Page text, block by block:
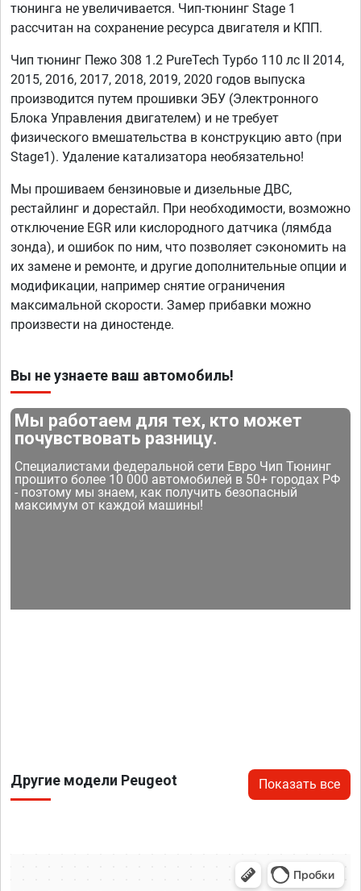
тюнинга не увеличивается. Чип-тюнинг Stage 1
рассчитан на сохранение ресурса двигателя и КПП.
Чип тюнинг Пежо 308 1.2 PureTech Турбо 110 лс II 2014,
2015, 2016, 2017, 2018, 2019, 2020 годов выпуска
производится путем прошивки ЭБУ (Электронного
Блока Управления двигателем) и не требует
физического вмешательства в конструкцию авто (при
Stage1). Удаление катализатора необязательно!
Мы прошиваем бензиновые и дизельные ДВС,
рестайлинг и дорестайл. При необходимости, возможно
отключение EGR или кислородного датчика (лямбда
зонда), и ошибок по ним, что позволяет сэкономить на
их замене и ремонте, и другие дополнительные опции и
модификации, например снятие ограничения
максимальной скорости. Замер прибавки можно
произвести на диностенде.
Вы не узнаете ваш автомобиль!
Мы работаем для тех, кто может
почувствовать разницу.
Специалистами федеральной сети Евро Чип Тюнинг
прошито более 10 000 автомобилей в 50+ городах РФ
- поэтому мы знаем, как получить безопасный
максимум от каждой машины!
Другие модели Peugeot Показать все